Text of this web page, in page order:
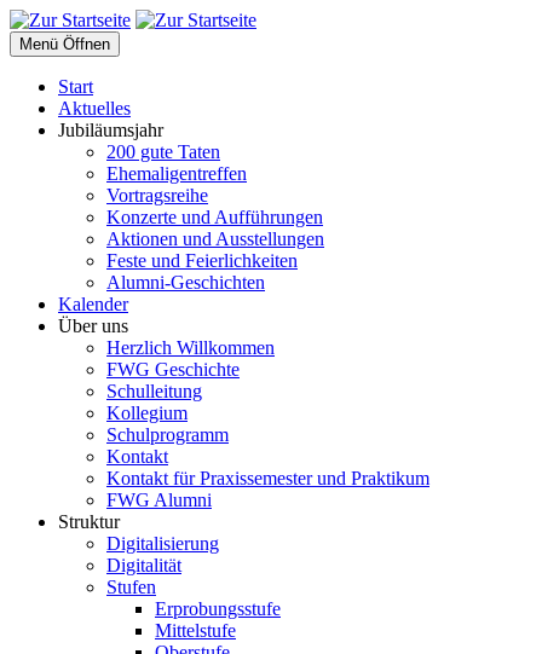
Menü Öffnen
Start
Aktuelles
Jubiläumsjahr
200 gute Taten
Ehemaligentreffen
Vortragsreihe
Konzerte und Aufführungen
Aktionen und Ausstellungen
Feste und Feierlichkeiten
Alumni-Geschichten
Kalender
Über uns
Herzlich Willkommen
FWG Geschichte
Schulleitung
Kollegium
Schulprogramm
Kontakt
Kontakt für Praxissemester und Praktikum
FWG Alumni
Struktur
Digitalisierung
Digitalität
Stufen
Erprobungsstufe
Mittelstufe